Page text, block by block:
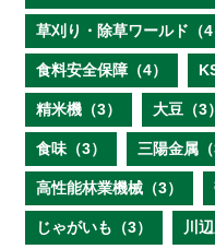
草刈り・除草ワールド（4
食料安全保障（4）
精米機（3） 大豆（3）
食味（3） 三陽金属（
高性能林業機械（3）
じゃがいも（3） 川